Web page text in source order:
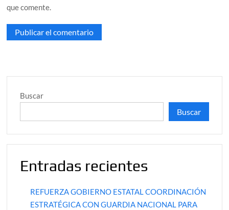
que comente.
Buscar
Buscar
Entradas recientes
REFUERZA GOBIERNO ESTATAL COORDINACIÓN
ESTRATÉGICA CON GUARDIA NACIONAL PARA